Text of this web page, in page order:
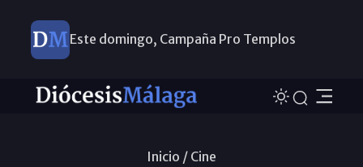
Este domingo, Campaña Pro Templos
Inicio / Cine